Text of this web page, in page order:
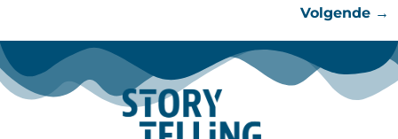
Volgende →